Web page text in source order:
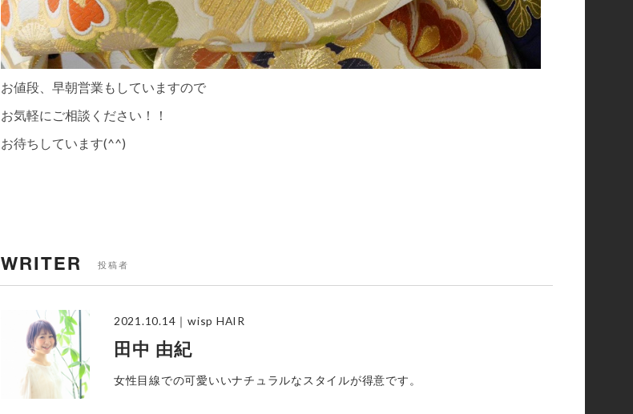
お値段、早朝営業もしていますので
お気軽にご相談ください！！
お待ちしています(^^)
WRITER 投稿者
2021.10.14 ｜wisp HAIR
田中 由紀
女性目線での可愛いいナチュラルなスタイルが得意です。